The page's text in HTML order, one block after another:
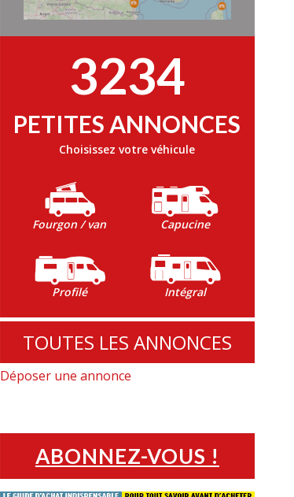
3234
PETITES ANNONCES
Choisissez votre véhicule
Fourgon / van Capucine
Profilé Intégral
TOUTES LES ANNONCES
Déposer une annonce
ABONNEZ-VOUS !